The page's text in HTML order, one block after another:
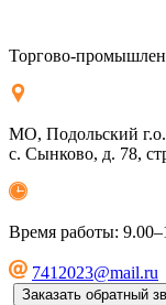
Торгово-
МО, Подольский
с. Сынково, д. 78,
Время работы:
7412023@mail.ru
Заказать обратный